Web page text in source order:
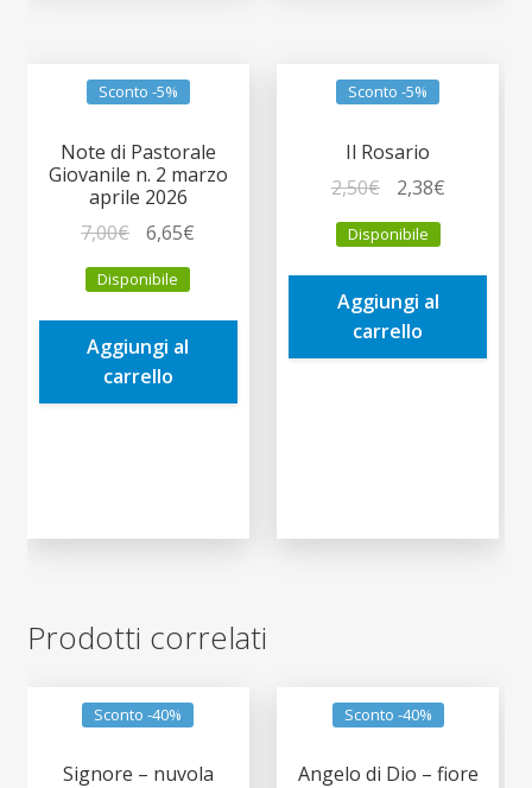
Sconto -5%
Note di Pastorale
Giovanile n. 2 marzo
aprile 2026
7,00€
prezzo
originale
era:
7,00€.
6,65€
è:
Disponibile
Aggiungi al
carrello
Sconto -5%
Il Rosario
2,50€
prezzo
originale
era:
2,50€.
2,38€Il
è:
Disponibile
Aggiungi al
carrello
Prodotti correlati
Sconto -40%
Signore – nuvola
Sconto -40%
Angelo di Dio – fiore